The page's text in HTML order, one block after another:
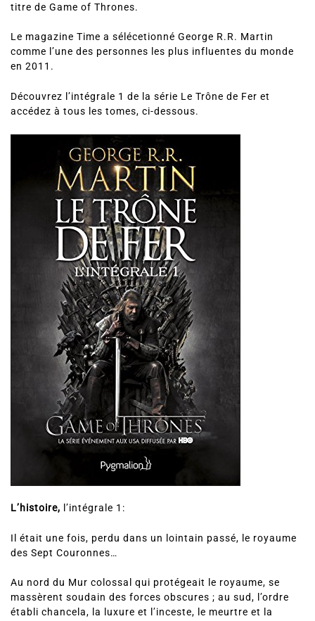
titre de Game of Thrones.
Le magazine Time a sélécetionné George R.R. Martin
comme l’une des personnes les plus influentes du monde
en 2011.
Découvrez l’intégrale 1 de la série Le Trône de Fer et
accédez à tous les tomes, ci-dessous.
L’histoire, l’intégrale 1:
Il était une fois, perdu dans un lointain passé, le royaume
des Sept Couronnes…
Au nord du Mur colossal qui protégeait le royaume, se
massèrent soudain des forces obscures ; au sud, l’ordre
établi chancela, la luxure et l’inceste, le meurtre et la